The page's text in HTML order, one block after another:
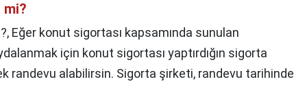
mi?
Eğer konut sigortası kapsamında sunulan
için konut sigortası yaptırdığın sigorta
randevu alabilirsin. Sigorta şirketi, randevu tarihinde